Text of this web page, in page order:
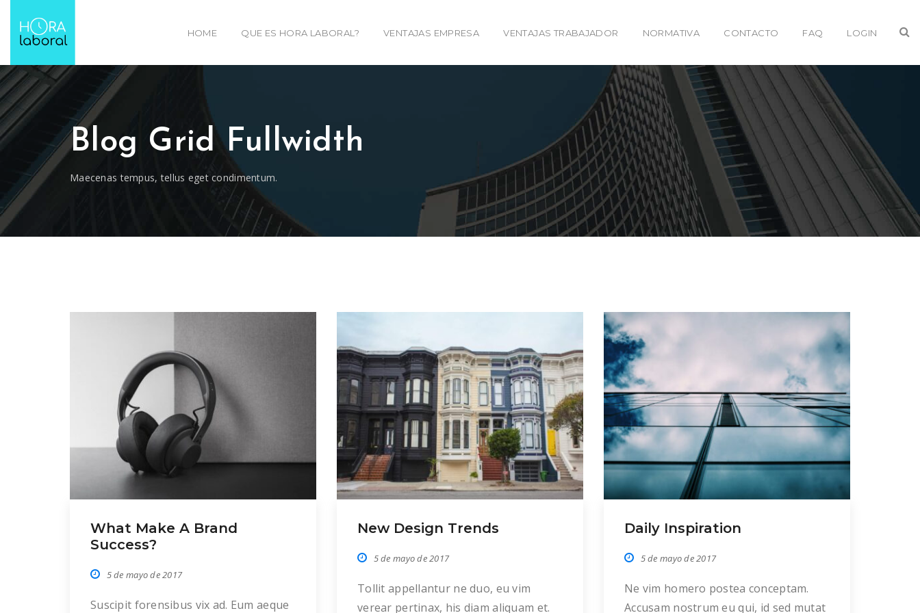
HOME QUE ES HORA LABORAL? VENTAJAS EMPRESA VENTAJAS TRABAJADOR NORMATIVA CONTACTO FAQ LOGIN
Blog Grid Fullwidth
Maecenas tempus, tellus eget condimentum.
What Make A Brand
Success?
5 de mayo de 2017
Suscipit forensibus vix ad. Eum aeque
New Design Trends
5 de mayo de 2017
Tollit appellantur ne duo, eu vim
verear pertinax, his diam aliquam et.
Daily Inspiration
5 de mayo de 2017
Ne vim homero postea conceptam.
Accusam nostrum eu qui, id sed mutat